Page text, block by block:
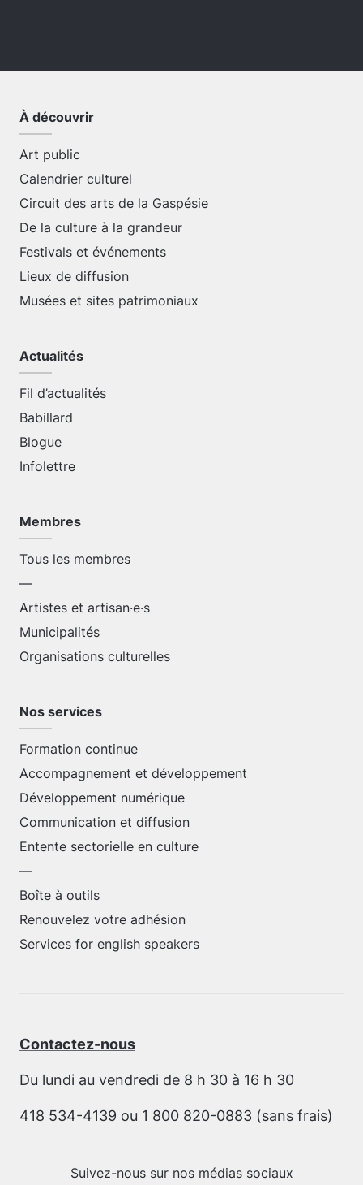
À découvrir
Art public
Calendrier culturel
Circuit des arts de la Gaspésie
De la culture à la grandeur
Festivals et événements
Lieux de diffusion
Musées et sites patrimoniaux
Actualités
Fil d’actualités
Babillard
Blogue
Infolettre
Membres
Tous les membres
—
Artistes et artisan·e·s
Municipalités
Organisations culturelles
Nos services
Formation continue
Accompagnement et développement
Développement numérique
Communication et diffusion
Entente sectorielle en culture
—
Boîte à outils
Renouvelez votre adhésion
Services for english speakers
Contactez-nous
Du lundi au vendredi de 8 h 30 à 16 h 30
418 534-4139 ou 1 800 820-0883 (sans frais)
Suivez-nous sur nos médias sociaux